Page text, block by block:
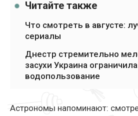
Читайте также
Что смотреть в августе:
сериалы
Днестр стремительно
засухи Украина ограничила
водопользование
Астрономы напоминают: